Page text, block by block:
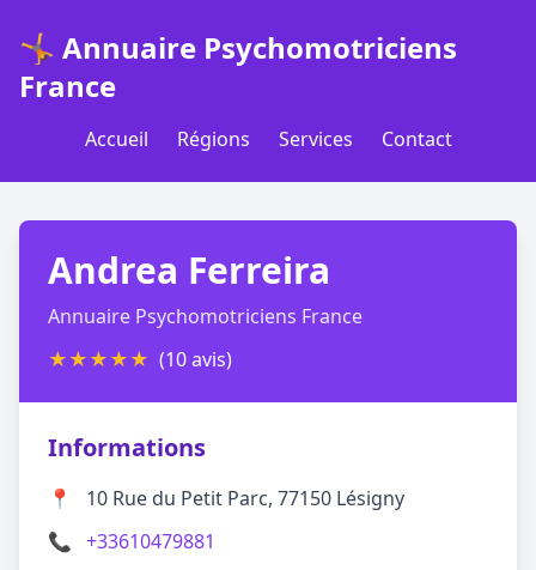
🤸 Annuaire Psychomotriciens
France
Accueil Régions Services Contact
Andrea Ferreira
Annuaire Psychomotriciens France
★★★★★ (10 avis)
Informations
📍
10 Rue du Petit Parc, 77150 Lésigny
📞 +33610479881